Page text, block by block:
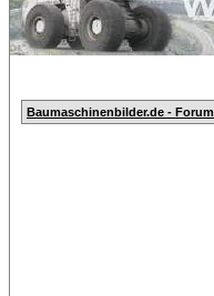
Baumaschinenbilder.de - Forum